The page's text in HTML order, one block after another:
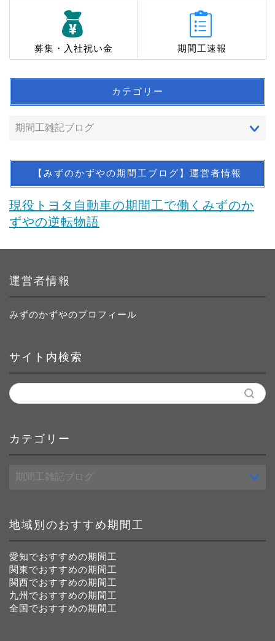
募集・入社祝い金 期間工速報
カテゴリー
【みずのかずやの期間工ブログ】運営者情報
現役トヨタ自動車の期間工で働くみずのか
ずやの逆転物語
運営者情報
みずのかずやのプロフィール
サイト内検索
カテゴリー
テ
ー
地域別のおすすめ期間工
愛知でおすすめの期間工
関東でおすすめの期間工
関西でおすすめの期間工
九州でおすすめの期間工
全国でおすすめの期間工